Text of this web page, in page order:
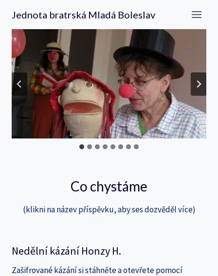
obsah
Jednota bratrská Mladá Boleslav
Co chystáme
(klikni na název příspěvku, aby ses dozvěděl více)
Nedělní kázání Honzy H.
Zašifrované kázání si stáhněte a otevřete pomocí